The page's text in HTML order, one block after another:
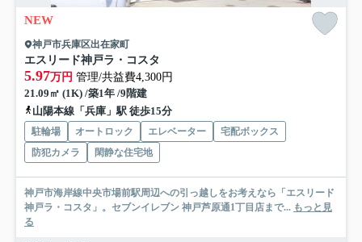
NEW
神戸市兵庫区出在家町
エスリード神戸ラ・コスタ
5.97万円 管理/共益費4,300円
21.09㎡ (1K) /築1年 /9階建
山陽本線「兵庫」駅 徒歩15分
駐輪場 オートロック エレベーター
宅配ボックス
防犯カメラ
閑静な住宅地
神戸市海岸線中央市場前駅周辺への引っ越しをお考えなら「エスリード
神戸ラ・コスタ」。セブンイレブン 神戸芦原通1丁目店まで... もっと見
る